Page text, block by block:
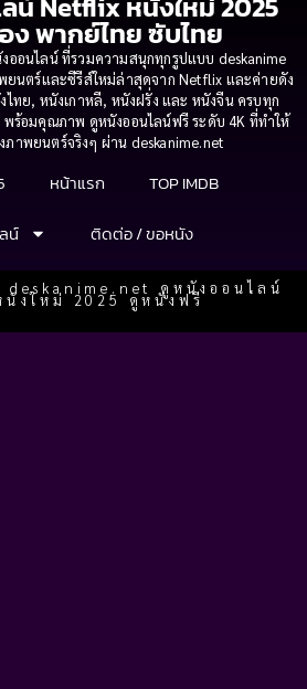
ง พากย์ไทย ซับไทย
ออนไลน์ ที่รวมความสนุกทุกรูปแบบ deskanime
ยนตร์และซีรีส์ใหม่ล่าสุดจาก Netflix และค่ายดัง
ไทย, หนังเกาหลี, หนังฝรั่ง และ หนังจีน ครบทุก
ร้อมคุณภาพ ดูหนังออนไลน์ฟรี ระดับ 4K ที่ทำให้
ภาพยนตร์จริงๆ ผ่าน deskanime.net
หน้าแรก
TOP IMDB
น์
ติดต่อ / ขอหนัง
ดูหนังออนไลน์
งใหม่ 2025 ดูหนังฟรี